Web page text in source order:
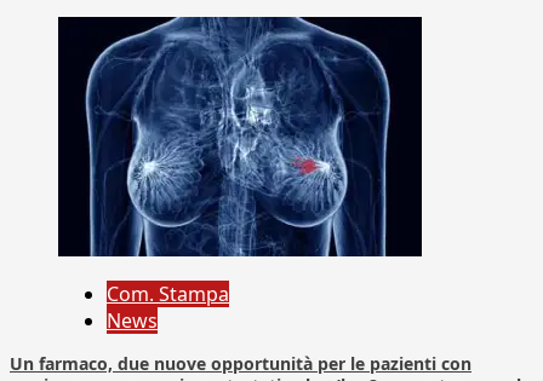
Com. Stampa
News
Un farmaco, due nuove opportunità per le pazienti con